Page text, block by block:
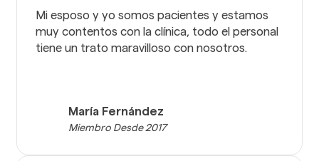
Mi esposo y yo somos pacientes y estamos
muy contentos con la clínica, todo el personal
tiene un trato maravilloso con nosotros.
María Fernández
Miembro Desde 2017